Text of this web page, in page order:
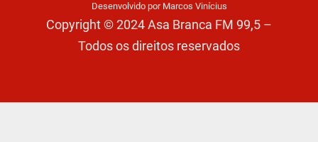
Desenvolvido por Marcos Vinícius
Copyright © 2024 Asa Branca FM 99,5 –
Todos os direitos reservados